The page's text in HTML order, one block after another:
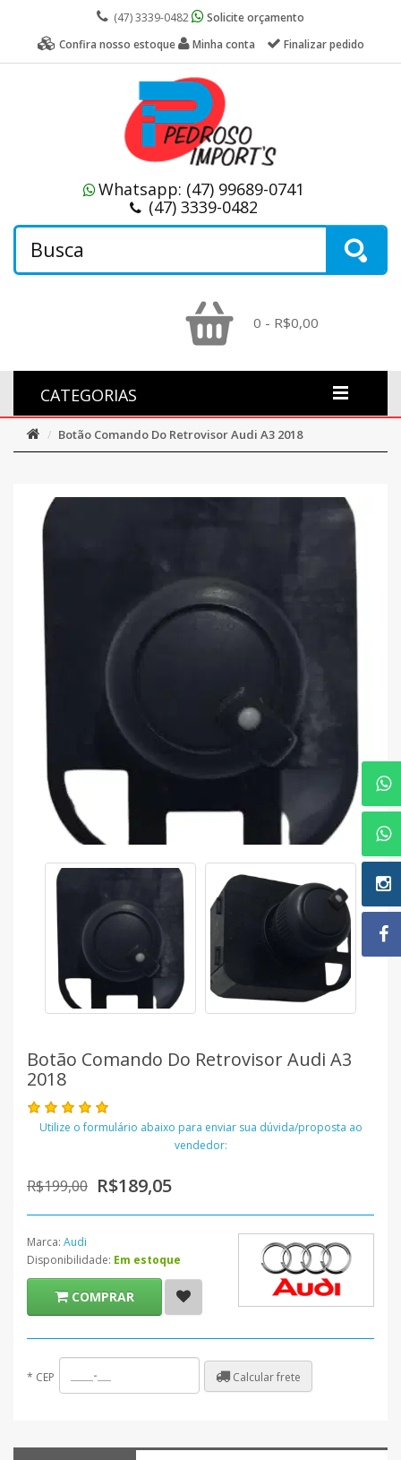
(47) 3339-0482
Solicite orçamento
Confira nosso estoque
Minha conta Finalizar pedido
Whatsapp: (47) 99689-0741
(47) 3339-0482
0 - R$0,00
CATEGORIAS
Botão Comando Do Retrovisor Audi A3 2018
Botão Comando Do Retrovisor Audi A3
2018
Utilize o formulário abaixo para enviar sua dúvida/proposta ao
vendedor:
R$199,00 R$189,05
Marca: Audi
Disponibilidade: Em estoque
COMPRAR
* CEP Calcular frete